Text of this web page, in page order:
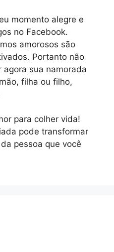
momento alegre e
no Facebook.
amorosos são
Portanto não
agora sua namorada
filha ou filho,
para colher vida!
pode transformar
pessoa que você